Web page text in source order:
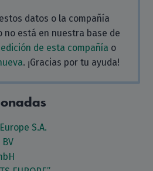
datos o la compañía
no está en nuestra base de
de esta compañía o
. ¡Gracias por tu ayuda!
S.A.